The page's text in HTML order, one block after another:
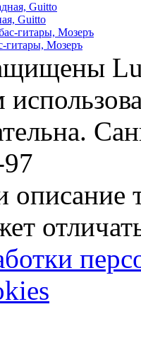
Guitto
гитары, Мозеръ
описание